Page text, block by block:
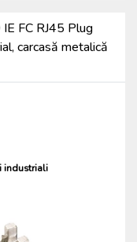
FC RJ45 Plug
carcasă metalică
industriali